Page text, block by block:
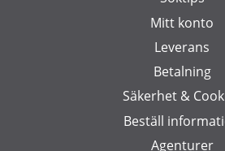
Mitt konto
Leverans
Betalning
Säkerhet &
Beställ
Agenturer